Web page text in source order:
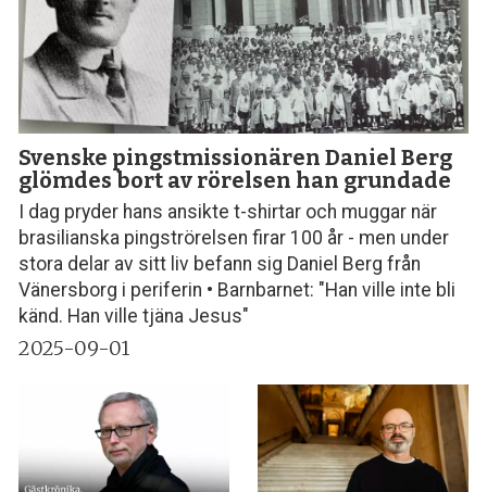
Svenske pingstmissionären Daniel Berg
glömdes bort av rörelsen han grundade
I dag pryder hans ansikte t-shirtar och muggar när
brasilianska pingströrelsen firar 100 år - men under
stora delar av sitt liv befann sig Daniel Berg från
Vänersborg i periferin • Barnbarnet: "Han ville inte bli
känd. Han ville tjäna Jesus"
2025-09-01